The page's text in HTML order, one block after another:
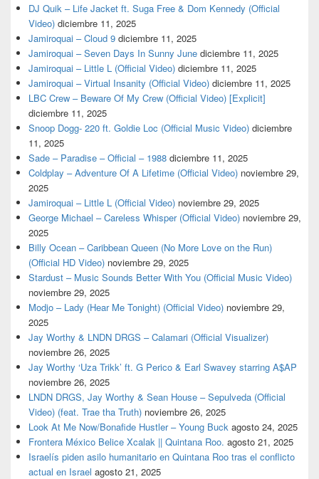
DJ Quik – Life Jacket ft. Suga Free & Dom Kennedy (Official
Video) diciembre 11, 2025
Jamiroquai – Cloud 9 diciembre 11, 2025
Jamiroquai – Seven Days In Sunny June diciembre 11, 2025
Jamiroquai – Little L (Official Video) diciembre 11, 2025
Jamiroquai – Virtual Insanity (Official Video) diciembre 11, 2025
LBC Crew – Beware Of My Crew (Official Video) [Explicit]
diciembre 11, 2025
Snoop Dogg- 220 ft. Goldie Loc (Official Music Video) diciembre
11, 2025
Sade – Paradise – Official – 1988 diciembre 11, 2025
Coldplay – Adventure Of A Lifetime (Official Video) noviembre 29,
2025
Jamiroquai – Little L (Official Video) noviembre 29, 2025
George Michael – Careless Whisper (Official Video) noviembre 29,
2025
Billy Ocean – Caribbean Queen (No More Love on the Run)
(Official HD Video) noviembre 29, 2025
Stardust – Music Sounds Better With You (Official Music Video)
noviembre 29, 2025
Modjo – Lady (Hear Me Tonight) (Official Video) noviembre 29,
2025
Jay Worthy & LNDN DRGS – Calamari (Official Visualizer)
noviembre 26, 2025
Jay Worthy ‘Uza Trikk’ ft. G Perico & Earl Swavey starring A$AP
noviembre 26, 2025
LNDN DRGS, Jay Worthy & Sean House – Sepulveda (Official
Video) (feat. Trae tha Truth) noviembre 26, 2025
Look At Me Now/Bonafide Hustler – Young Buck agosto 24, 2025
Frontera México Belice Xcalak || Quintana Roo. agosto 21, 2025
Israelís piden asilo humanitario en Quintana Roo tras el conflicto
actual en Israel agosto 21, 2025